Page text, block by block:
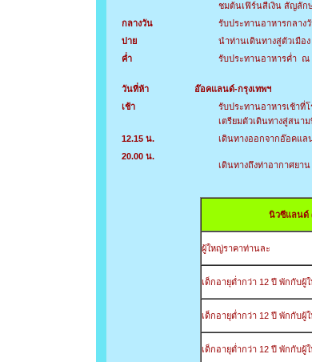
ชมต้นเฟิร์นสีเงิน สัญลัก
กลางวัน
รับประทานอาหารกลา
บ่าย
นำท่านเดินทางสู่ตัวเมือง
ค่ำ
รับประทานอาหารค่ำ ณ
วันที่ห้า อ๊อคแลนด์-กรุงเทพฯ
เช้า
รับประทานอาหารเช้าที่
เตรียมตัวเดินทางสู่สนา
12.15 น.
เดินทางออกจากอ๊อคแล
20.00 น.
เดินทางถึงท่าอากาศยา
นิวซีแลนด์
ผู้ใหญ่ราคาท่านละ
เด็กอายุต่ำกว่า 12 ปี พักกับผู้
เด็กอายุต่ำกว่า 12 ปี พักกับผู้
เด็กอายุต่ำกว่า 12 ปี พักกับผู้